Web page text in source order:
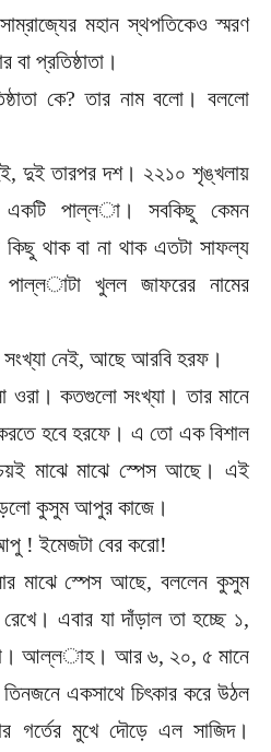
মহান স্থপতিকেও স্মরণ
বা প্রতিষ্ঠাতা।
কে? তার নাম বলো। বললো
দুই তারপর দশ। ২২১০ শৃঙ্খলায়
পাল্ল­া। সবকিছু কেমন
থাক বা না থাক এতটা সাফল্য
খুলল জাফরের নামের
নেই, আছে আরবি হরফ।
ওরা। কতগুলো সংখ্যা। তার মানে
করতে হবে হরফে। এ তো এক বিশাল
মাঝে মাঝে স্পেস আছে। এই
কুসুম আপুর কাজে।
! ইমেজটা বের করো!
মাঝে স্পেস আছে, বললেন কুসুম
এবার যা দাঁড়াল তা হচ্ছে ১,
আল্ল­াহ। আর ৬, ২০, ৫ মানে
একসাথে চিৎকার করে উঠল
মুখে দৌড়ে এল সাজিদ।